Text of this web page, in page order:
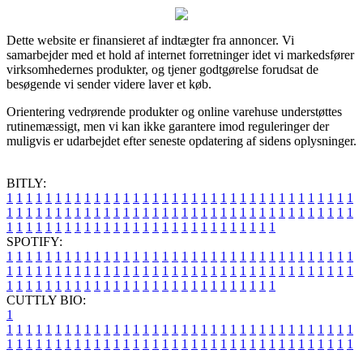
Dette website er finansieret af indtægter fra annoncer. Vi
samarbejder med et hold af internet forretninger idet vi markedsfører
virksomhedernes produkter, og tjener godtgørelse forudsat de
besøgende vi sender videre laver et køb.
Orientering vedrørende produkter og online varehuse understøttes
rutinemæssigt, men vi kan ikke garantere imod reguleringer der
muligvis er udarbejdet efter seneste opdatering af sidens oplysninger.
BITLY:
1 1 1 1 1 1 1 1 1 1 1 1 1 1 1 1 1 1 1 1 1 1 1 1 1 1 1 1 1 1 1 1 1 1 1 1
1 1 1 1 1 1 1 1 1 1 1 1 1 1 1 1 1 1 1 1 1 1 1 1 1 1 1 1 1 1 1 1 1 1 1 1
1 1 1 1 1 1 1 1 1 1 1 1 1 1 1 1 1 1 1 1 1 1 1 1 1 1 1 1
SPOTIFY:
1 1 1 1 1 1 1 1 1 1 1 1 1 1 1 1 1 1 1 1 1 1 1 1 1 1 1 1 1 1 1 1 1 1 1 1
1 1 1 1 1 1 1 1 1 1 1 1 1 1 1 1 1 1 1 1 1 1 1 1 1 1 1 1 1 1 1 1 1 1 1 1
1 1 1 1 1 1 1 1 1 1 1 1 1 1 1 1 1 1 1 1 1 1 1 1 1 1 1 1
CUTTLY BIO:
1
1 1 1 1 1 1 1 1 1 1 1 1 1 1 1 1 1 1 1 1 1 1 1 1 1 1 1 1 1 1 1 1 1 1 1 1
1 1 1 1 1 1 1 1 1 1 1 1 1 1 1 1 1 1 1 1 1 1 1 1 1 1 1 1 1 1 1 1 1 1 1 1